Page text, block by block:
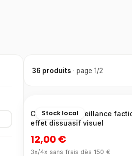
36 produits · page 1/2
Stock local
Caméra de surveillance
effet dissuasif visuel
12,00 €
3x/4x sans frais dès 150 €